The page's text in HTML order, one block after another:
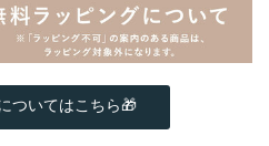
ついてはこちら🎁